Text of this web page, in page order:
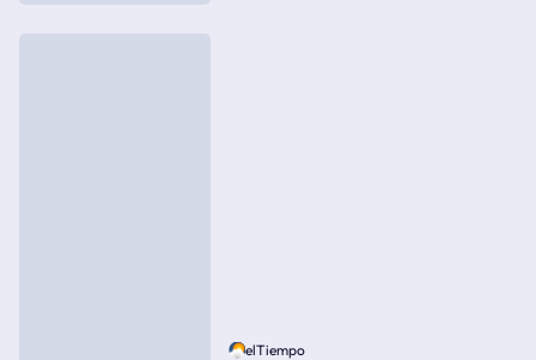
elTiempo